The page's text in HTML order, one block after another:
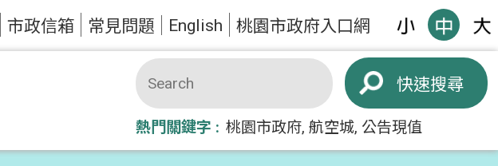
市政信箱 常見問題 English 桃園市政府入口網
搜尋
熱門關鍵字 桃園市政府 航空城 公告現值